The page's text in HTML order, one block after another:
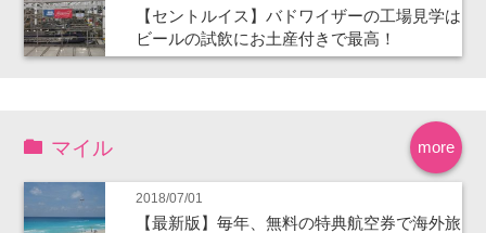
【セントルイス】バドワイザーの工場見学は
ビールの試飲にお土産付きで最高！
more
マイル
2018/07/01
【最新版】毎年、無料の特典航空券で海外旅